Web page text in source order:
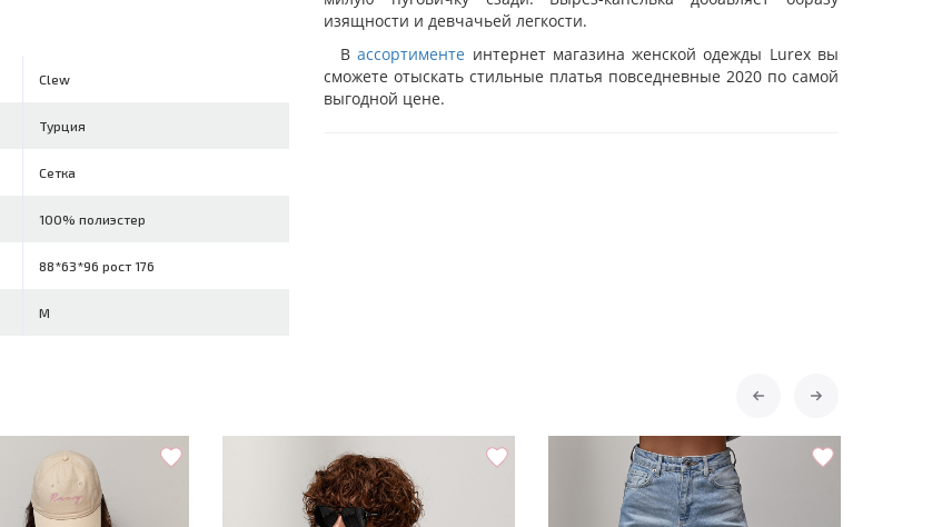
Clew
Турция
Сетка
100% полиэстер
88*63*96 рост 176
M
изящности и девчачьей легкости.
Вассортименте интернет магазина женской одежды Lurex вы
сможете отыскать стильные платья повседневные 2020 по самой
выгодной цене.